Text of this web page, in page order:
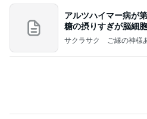
アルツハイマー病が
糖の摂りすぎが脳細
の恐
サクラサク ご縁の神様